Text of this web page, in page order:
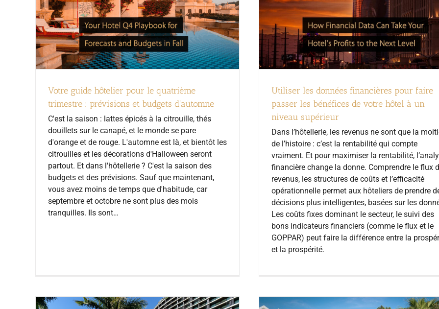
Votre guide hôtelier pour le quatrième
trimestre : prévisions et budgets d'automne
C'est la saison : lattes épicés à la citrouille, thés
douillets sur le canapé, et le monde se pare
d'orange et de rouge. L'automne est là, et bientôt les
citrouilles et les décorations d'Halloween seront
partout. Et dans l'hôtellerie ? C'est la saison des
budgets et des prévisions. Sauf que maintenant,
vous avez moins de temps que d'habitude, car
septembre et octobre ne sont plus des mois
tranquilles. Ils sont…
Utiliser les données financières pour faire
passer les bénéfices de votre hôtel à un
niveau supérieur
Dans l’hôtellerie, les revenus ne sont que la
de l’histoire : c’est la rentabilité qui compte
vraiment. Et pour maximiser la rentabilité,
financière change la donne. Comprendre le flux
revenus, les structures de coûts et l’efficacité
opérationnelle permet aux hôteliers de prendre
décisions plus intelligentes, basées sur les
Les coûts fixes dominant le secteur, le suivi des
bons indicateurs financiers (comme le flux et le
GOPPAR) peut faire la différence entre la
et la prospérité.